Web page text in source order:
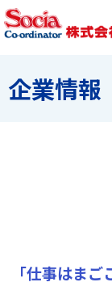
企業情報
「仕事はま